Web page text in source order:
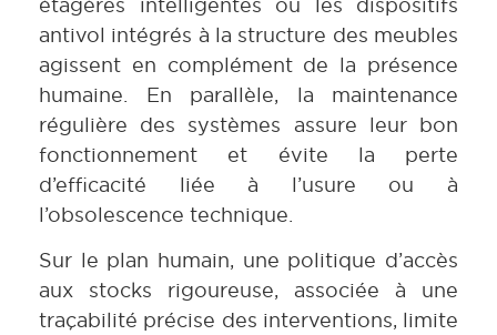
antivol intégrés à la structure des meubles
agissent en complément de la présence
humaine. En parallèle, la maintenance
régulière des systèmes assure leur bon
fonctionnement et évite la perte
d’efficacité liée à l’usure ou à
l’obsolescence technique.
Sur le plan humain, une politique d’accès
aux stocks rigoureuse, associée à une
traçabilité précise des interventions, limite